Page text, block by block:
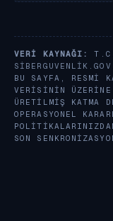
VERI KAYNAĞI:
BU SAYFA, RESMI
VERISININ ÜZERINE
ÜRETILMIŞ KATMA
OPERASYONEL
SON